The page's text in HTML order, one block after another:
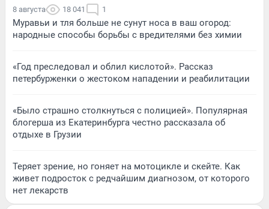
8 августа 18 041 1
Муравьи и тля больше не сунут носа в ваш огород:
народные способы борьбы с вредителями без химии
«Год преследовал и облил кислотой». Рассказ
петербурженки о жестоком нападении и реабилитации
«Было страшно столкнуться с полицией». Популярная
блогерша из Екатеринбурга честно рассказала об
отдыхе в Грузии
Теряет зрение, но гоняет на мотоцикле и скейте. Как
живет подросток с редчайшим диагнозом, от которого
нет лекарств